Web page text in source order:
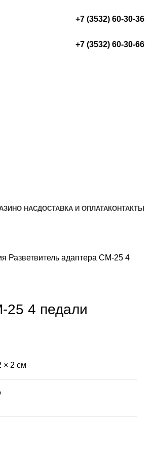
+7 (3532) 60-30-36
+7 (3532) 60-30-66
О НАСДОСТАВКА И ОПЛАТАКОНТАКТЫ
Разветвитель адаптера CM-25 4
25 4 педали
× 2 см